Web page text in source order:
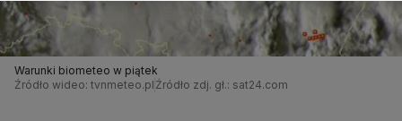
Warunki biometeo w piątek
Źródło wideo: tvnmeteo.pl Źródło zdj. gł.: sat24.com